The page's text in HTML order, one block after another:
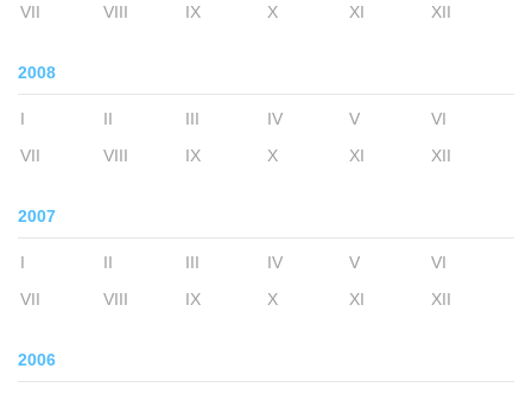
VII
VIII IX X XI XII
2008
I II III IV V
VI
VII
VIII IX X XI XII
2007
I II III IV V
VI
VII
VIII IX X XI XII
2006